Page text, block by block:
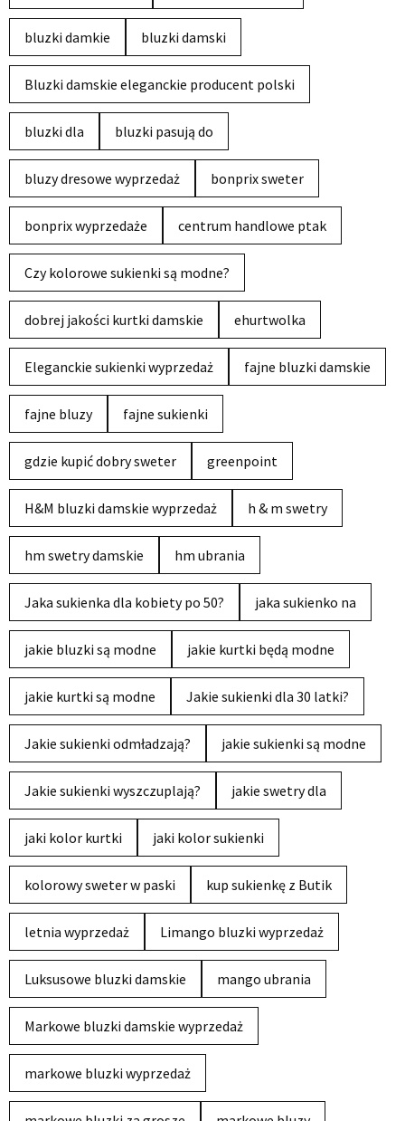
bluzki damkie bluzki damski
Bluzki damskie eleganckie producent polski
bluzki dla bluzki pasują do
bluzy dresowe wyprzedaż bonprix sweter
bonprix wyprzedaże centrum handlowe ptak
Czy kolorowe sukienki są modne?
dobrej jakości kurtki damskie ehurtwolka
Eleganckie sukienki wyprzedaż fajne bluzki damskie
fajne bluzy fajne sukienki
gdzie kupić dobry sweter greenpoint
H&M bluzki damskie wyprzedaż h & m swetry
hm swetry damskie hm ubrania
Jaka sukienka dla kobiety po 50? jaka sukienko na
jakie bluzki są modne jakie kurtki będą modne
jakie kurtki są modne Jakie sukienki dla 30 latki?
Jakie sukienki odmładzają? jakie sukienki są modne
Jakie sukienki wyszczuplają? jakie swetry dla
jaki kolor kurtki jaki kolor sukienki
kolorowy sweter w paski kup sukienkę z Butik
letnia wyprzedaż Limango bluzki wyprzedaż
Luksusowe bluzki damskie mango ubrania
Markowe bluzki damskie wyprzedaż
markowe bluzki wyprzedaż